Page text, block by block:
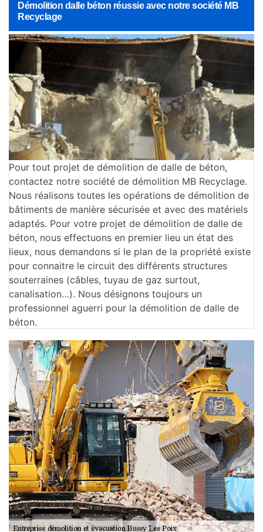
Démolition dalle béton réussie avec notre société MB
Recyclage
Pour tout projet de démolition de dalle de béton,
contactez notre société de démolition MB Recyclage.
Nous réalisons toutes les opérations de démolition de
bâtiments de manière sécurisée et avec des matériels
adaptés. Pour votre projet de démolition de dalle de
béton, nous effectuons en premier lieu un état des
lieux, nous demandons si le plan de la propriété existe
pour connaitre le circuit des différents structures
souterraines (câbles, tuyau de gaz surtout,
canalisation…). Nous désignons toujours un
professionnel aguerri pour la démolition de dalle de
béton.